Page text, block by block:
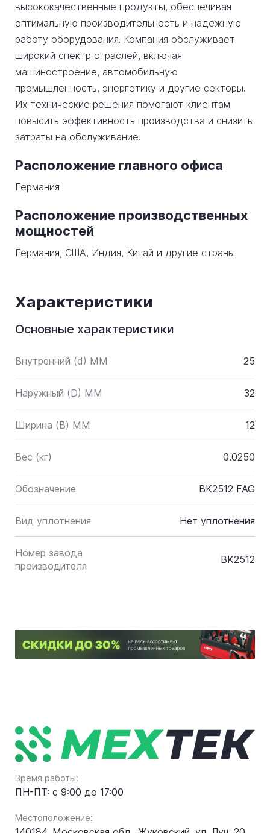
высококачественные продукты, обеспечивая
оптимальную производительность и надежную
работу оборудования. Компания обслуживает
широкий спектр отраслей, включая
машиностроение, автомобильную
промышленность, энергетику и другие секторы.
Их технические решения помогают клиентам
повысить эффективность производства и снизить
затраты на обслуживание.
Расположение главного офиса
Германия
Расположение производственных
мощностей
Германия, США, Индия, Китай и другие страны.
Характеристики
Основные характеристики
Внутренний (d) ММ 25
Наружный (D) ММ 32
Ширина (B) MM 12
Вес (кг) 0.0250
Обозначение BK2512 FAG
Вид уплотнения Нет уплотнения
Номер завода
производителя
BK2512
Время работы:
ПН-ПТ: с 9:00 до 17:00
Местоположение: